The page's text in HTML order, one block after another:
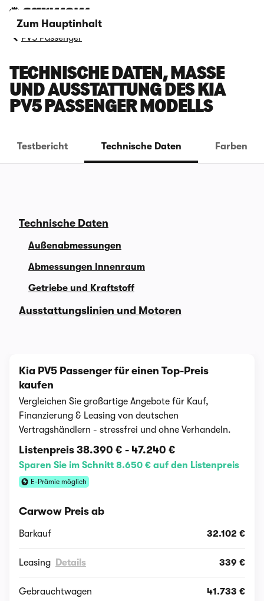
Zum Hauptinhalt
PV5 Passenger
TECHNISCHE DATEN, MASSE U
ND AUSSTATTUNG DES KIA P
V5 PASSENGER MODELLS
Testbericht Technische Daten Farben
Technische Daten
Außenabmessungen
Abmessungen Innenraum
Getriebe und Kraftstoff
Ausstattungslinien und Motoren
Kia PV5 Passenger für einen Top-Preis
kaufen
Vergleichen Sie großartige Angebote für Kauf,
Finanzierung & Leasing von deutschen
Vertragshändlern - stressfrei und ohne Verhandeln.
Listenpreis 38.390 € - 47.240 €
Sparen Sie im Schnitt 8.650 € auf den Listenpreis
E-Prämie möglich
Carwow Preis ab
Barkauf 32.102 €
Leasing Details 339 €
Gebrauchtwagen 41.733 €